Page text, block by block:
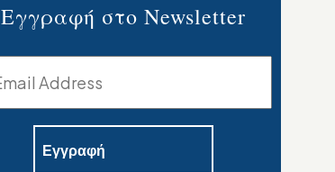
Εγγραφή στο Newsletter